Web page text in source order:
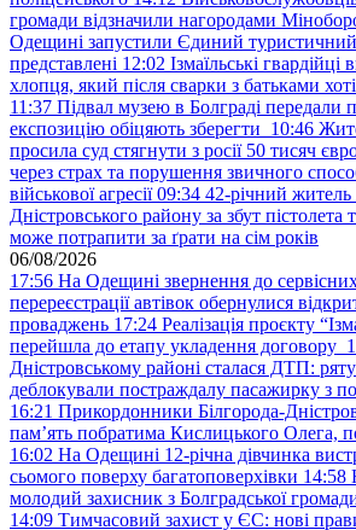
громади відзначили нагородами
Одещині запустили Єдиний туристичний
представлені 12:02 Ізмаїльські
хлопця, який після сварки з батьками
11:37 Підвал музею в Болграді передали
експозицію обіцяють зберегти 10:46
просила суд стягнути з росії 50 тисяч
через страх та порушення звичного
військової агресії 09:34 42-річний житель
Дністровського району за збут пістолета
може потрапити за ґрати на сім років
06/08/2026
17:56 На Одещині звернення до
перереєстрації автівок обернулися
проваджень 17:24 Реалізація проєкту
перейшла до етапу укладення договору
Дністровському районі сталася ДТП:
деблокували постраждалу пасажирку з
16:21 Прикордонники Білгорода-
пам’ять побратима Кислицького Олега,
16:02 На Одещині 12-річна дівчинка
сьомого поверху багатоповерхівки 14:58
молодий захисник з Болградської
14:09 Тимчасовий захист у ЄС: нові